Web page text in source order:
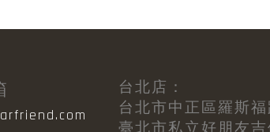
台北店：
台北市中正區羅斯